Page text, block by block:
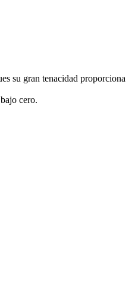
su gran tenacidad proporciona
cero.